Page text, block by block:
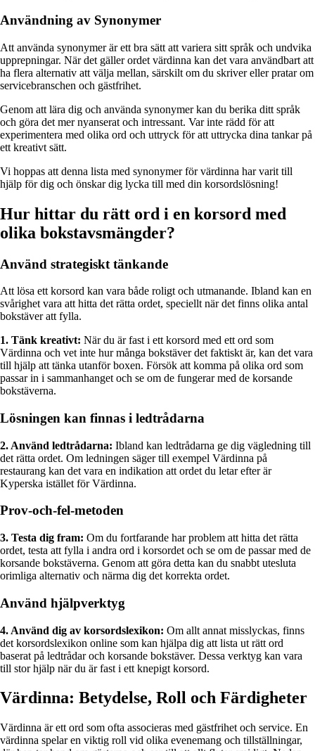
Användning av Synonymer
Att använda synonymer är ett bra sätt att variera sitt språk och undvika
upprepningar. När det gäller ordet värdinna kan det vara användbart att
ha flera alternativ att välja mellan, särskilt om du skriver eller pratar om
servicebranschen och gästfrihet.
Genom att lära dig och använda synonymer kan du berika ditt språk
och göra det mer nyanserat och intressant. Var inte rädd för att
experimentera med olika ord och uttryck för att uttrycka dina tankar på
ett kreativt sätt.
Vi hoppas att denna lista med synonymer för värdinna har varit till
hjälp för dig och önskar dig lycka till med din korsordslösning!
Hur hittar du rätt ord i en korsord med
olika bokstavsmängder?
Använd strategiskt tänkande
Att lösa ett korsord kan vara både roligt och utmanande. Ibland kan en
svårighet vara att hitta det rätta ordet, speciellt när det finns olika antal
bokstäver att fylla.
1. Tänk kreativt: När du är fast i ett korsord med ett ord som
Värdinna och vet inte hur många bokstäver det faktiskt är, kan det vara
till hjälp att tänka utanför boxen. Försök att komma på olika ord som
passar in i sammanhanget och se om de fungerar med de korsande
bokstäverna.
Lösningen kan finnas i ledtrådarna
2. Använd ledtrådarna: Ibland kan ledtrådarna ge dig vägledning till
det rätta ordet. Om ledningen säger till exempel Värdinna på
restaurang kan det vara en indikation att ordet du letar efter är
Kyperska istället för Värdinna.
Prov-och-fel-metoden
3. Testa dig fram: Om du fortfarande har problem att hitta det rätta
ordet, testa att fylla i andra ord i korsordet och se om de passar med de
korsande bokstäverna. Genom att göra detta kan du snabbt utesluta
orimliga alternativ och närma dig det korrekta ordet.
Använd hjälpverktyg
4. Använd dig av korsordslexikon: Om allt annat misslyckas, finns
det korsordslexikon online som kan hjälpa dig att lista ut rätt ord
baserat på ledtrådar och korsande bokstäver. Dessa verktyg kan vara
till stor hjälp när du är fast i ett knepigt korsord.
Värdinna: Betydelse, Roll och Färdigheter
Värdinna är ett ord som ofta associeras med gästfrihet och service. En
värdinna spelar en viktig roll vid olika evenemang och tillställningar,